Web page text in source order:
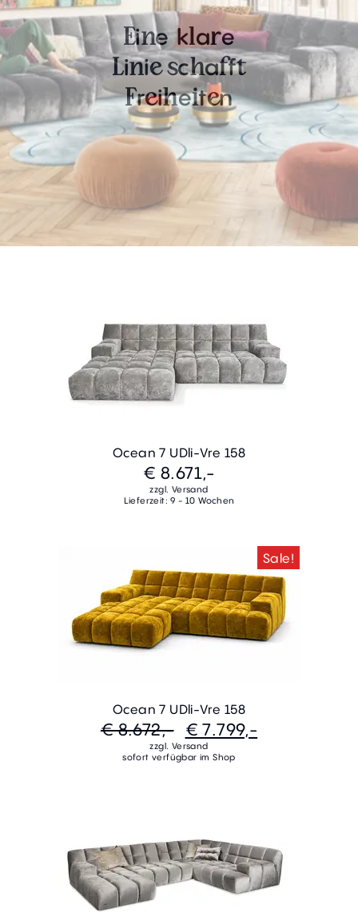
Eine k are
Linie schafft
Freiheiten
Ocean 7 UDli-Vre 158
€ 8.671,-
zzgl. Versand
Lieferzeit: 9 - 10 Wochen
Sale!
Ocean 7 UDli-Vre 158
€ 8.672,- € 7.799,-
zzgl. Versand
sofort verfügbar im Shop